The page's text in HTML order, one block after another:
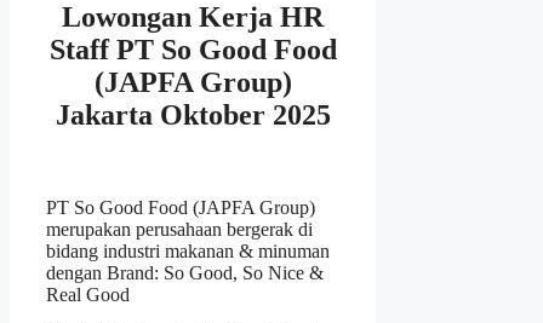
Lowongan Kerja HR
Staff PT So Good Food
(JAPFA Group)
Jakarta Oktober 2025
PT So Good Food (JAPFA Group)
merupakan perusahaan bergerak di
bidang industri makanan & minuman
dengan Brand: So Good, So Nice &
Real Good